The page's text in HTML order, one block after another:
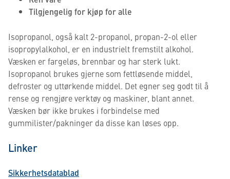
Tilgjengelig for kjøp for alle
Isopropanol, også kalt 2-propanol, propan-2-ol eller
isopropylalkohol, er en industrielt fremstilt alkohol.
Væsken er fargeløs, brennbar og har sterk lukt.
Isopropanol brukes gjerne som fettløsende middel,
defroster og uttørkende middel. Det egner seg godt til å
rense og rengjøre verktøy og maskiner, blant annet.
Væsken bør ikke brukes i forbindelse med
gummilister/pakninger da disse kan løses opp.
Linker
Sikkerhetsdatablad